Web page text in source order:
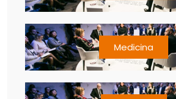
Medicina